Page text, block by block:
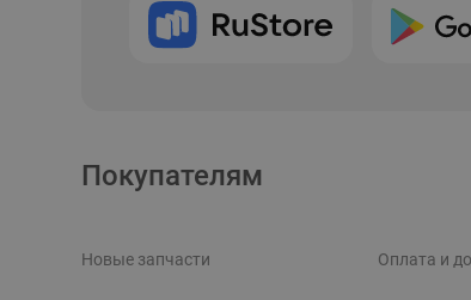
Покупателям
Новые запчасти Оплата и